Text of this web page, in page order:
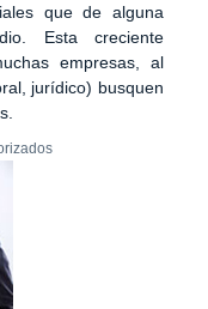
que de alguna
Esta creciente
empresas, al
jurídico) busquen